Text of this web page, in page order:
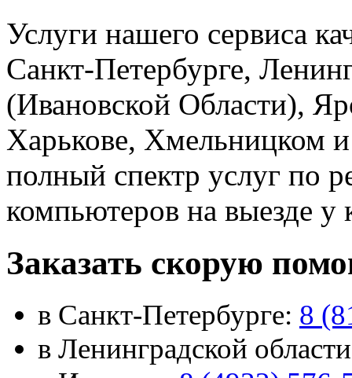
Услуги нашего сервиса
Санкт-Петербурге,
(Ивановской Области),
Харькове, Хмельницком
полный спектр услуг по
компьютеров на выезде у
Заказать скорую
в Санкт-Петербурге: 8
в Ленинградской